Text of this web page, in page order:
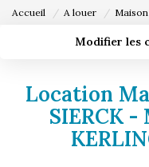
Accueil A louer Maison
Modifier les
Sélectionnez...
Type de bien
Budget max
Location
SIERCK